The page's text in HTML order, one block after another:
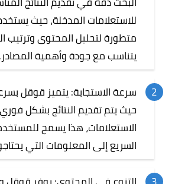
للاستعلامات المدخلة، حيث
متطورة لتحليل المحتوى وترتيب
يتناسب مع جودة وأهمية المصادر.
سرعة الاستجابة: يتميز قوقل
حيث يتم تقديم النتائج بشكل
الاستعلامات، هذا يسمح
السريع إلى المعلومات التي